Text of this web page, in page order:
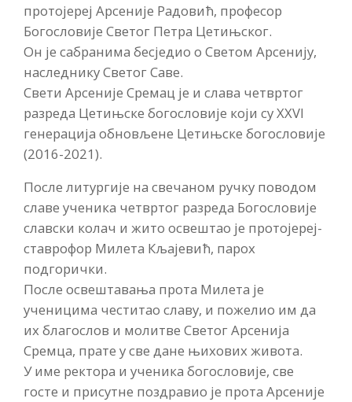
протојереј Арсеније Радовић, професор
Богословије Светог Петра Цетињског.
Он је сабранима бесједио о Светом Арсенију,
наследнику Светог Саве.
Свети Арсеније Сремац је и слава четвртог
разреда Цетињске богословије који су XXVI
генерација обновљене Цетињске богословије
(2016-2021).
После литургије на свечаном ручку поводом
славе ученика четвртог разреда Богословије
славски колач и жито освештао је протојереј-
ставрофор Милета Кљајевић, парох
подгорички.
После освештавања прота Милета је
ученицима честитао славу, и пожелио им да
их благослов и молитве Светог Арсенија
Сремца, прате у све дане њихових живота.
У име ректора и ученика богословије, све
госте и присутне поздравио је прота Арсеније